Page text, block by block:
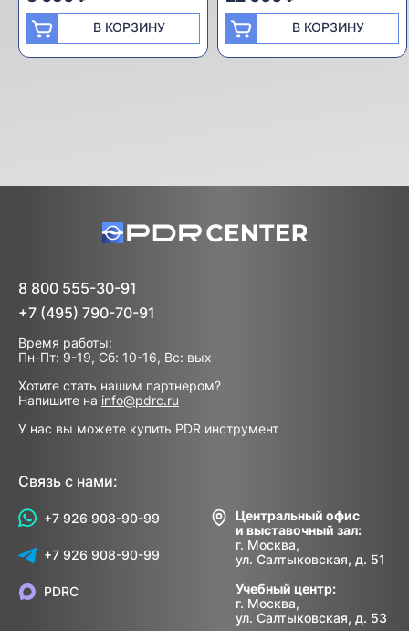
В КОРЗИНУ В КОРЗИНУ
8 800 555-30-91
+7 (495) 790-70-91
Время работы:
Пн-Пт: 9-19, Сб: 10-16, Вс: вых
Хотите стать нашим партнером?
Напишите на info@pdrc.ru
У нас вы можете купить PDR инструмент
Связь с нами:
+7 926 908-90-99
+7 926 908-90-99
Центральный офис
и выставочный зал:
г. Москва,
ул. Салтыковская, д. 51
Учебный центр:
г. Москва,
ул. Салтыковская, д. 53
PDRC